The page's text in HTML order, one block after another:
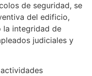
de seguridad, se
del edificio,
la integridad de
judiciales y